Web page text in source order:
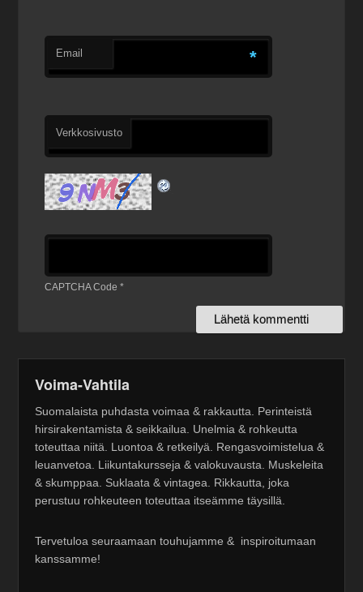
Email *
Verkkosivusto
CAPTCHA Code *
Voima-Vahtila
Suomalaista puhdasta voimaa & rakkautta. Perinteistä
hirsirakentamista & seikkailua. Unelmia & rohkeutta
toteuttaa niitä. Luontoa & retkeilyä. Rengasvoimistelua &
leuanvetoa. Liikuntakursseja & valokuvausta. Muskeleita
& skumppaa. Suklaata & vintagea. Rikkautta, joka
perustuu rohkeuteen toteuttaa itseämme täysillä.
Tervetuloa seuraamaan touhujamme & inspiroitumaan
kanssamme!